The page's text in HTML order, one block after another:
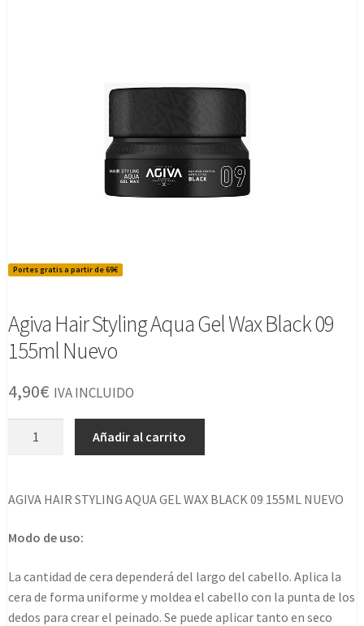
Portes gratis a partir de 69€
Agiva Hair Styling Aqua Gel Wax Black 09
155ml Nuevo
4,90€ IVA INCLUIDO
Gel
09
155ml
Nuevo
Añadir al carrito
AGIVA HAIR STYLING AQUA GEL WAX BLACK 09 155ML NUEVO
Modo de uso:
La cantidad de cera dependerá del largo del cabello. Aplica la
cera de forma uniforme y moldea el cabello con la punta de los
dedos para crear el peinado. Se puede aplicar tanto en seco